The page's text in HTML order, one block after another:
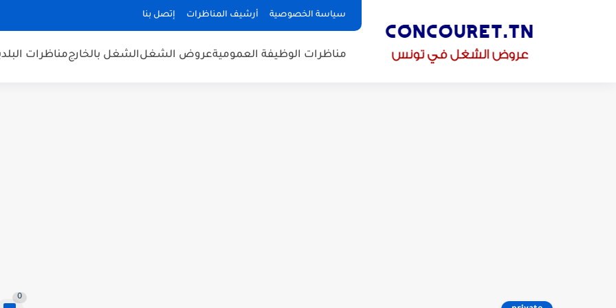
سياسة الخصوصية أرشيف المناظرات إتصل بنا
مناظرات الوظيفة العموميةعروض الشغلالشغل بالخارجمناظرات
0